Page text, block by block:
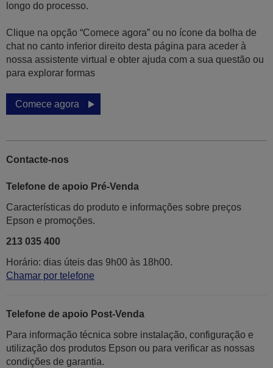
longo do processo.
Clique na opção “Comece agora” ou no ícone da bolha de
chat no canto inferior direito desta página para aceder à
nossa assistente virtual e obter ajuda com a sua questão ou
para explorar formas
Comece agora
Contacte-nos
Telefone de apoio Pré-Venda
Características do produto e informações sobre preços
Epson e promoções.
213 035 400
Horário: dias úteis das 9h00 às 18h00.
Chamar por telefone
Telefone de apoio Post-Venda
Para informação técnica sobre instalação, configuração e
utilização dos produtos Epson ou para verificar as nossas
condições de garantia.